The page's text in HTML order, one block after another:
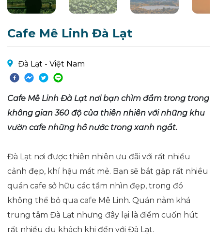
Cafe Mê Linh Đà Lạt
Đà Lạt - Việt Nam
Cafe Mê Linh Đà Lạt nơi bạn chìm đắm trong trong
không gian 360 độ của thiên nhiên với những khu
vườn cafe những hồ nước trong xanh ngắt.
Đà Lạt nơi được thiên nhiên ưu đãi với rất nhiều
cảnh đẹp, khí hậu mát mẻ. Bạn sẽ bắt gặp rất nhiều
quán cafe sở hữu các tầm nhìn đẹp, trong đó
không thể bỏ qua cafe Mê Linh. Quán nằm khá
trung tâm Đà Lạt nhưng đây lại là điểm cuốn hút
rất nhiều du khách khi đến với Đà Lạt.